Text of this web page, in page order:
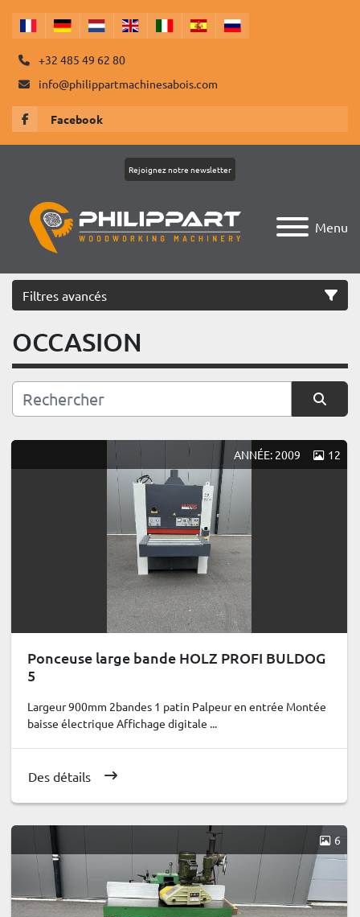
+32 485 49 62 80
info@philippartmachinesabois.com
Facebook
Menu
Rejoignez notre newsletter
Filtres avancés
Catégorie
OCCASION
ANNÉE: 2009 12
Ponceuse large bande HOLZ PROFI BULDOG
5
Largeur 900mm 2bandes 1 patin Palpeur en entrée Montée
baisse électrique Affichage digitale ...
Des détails
6